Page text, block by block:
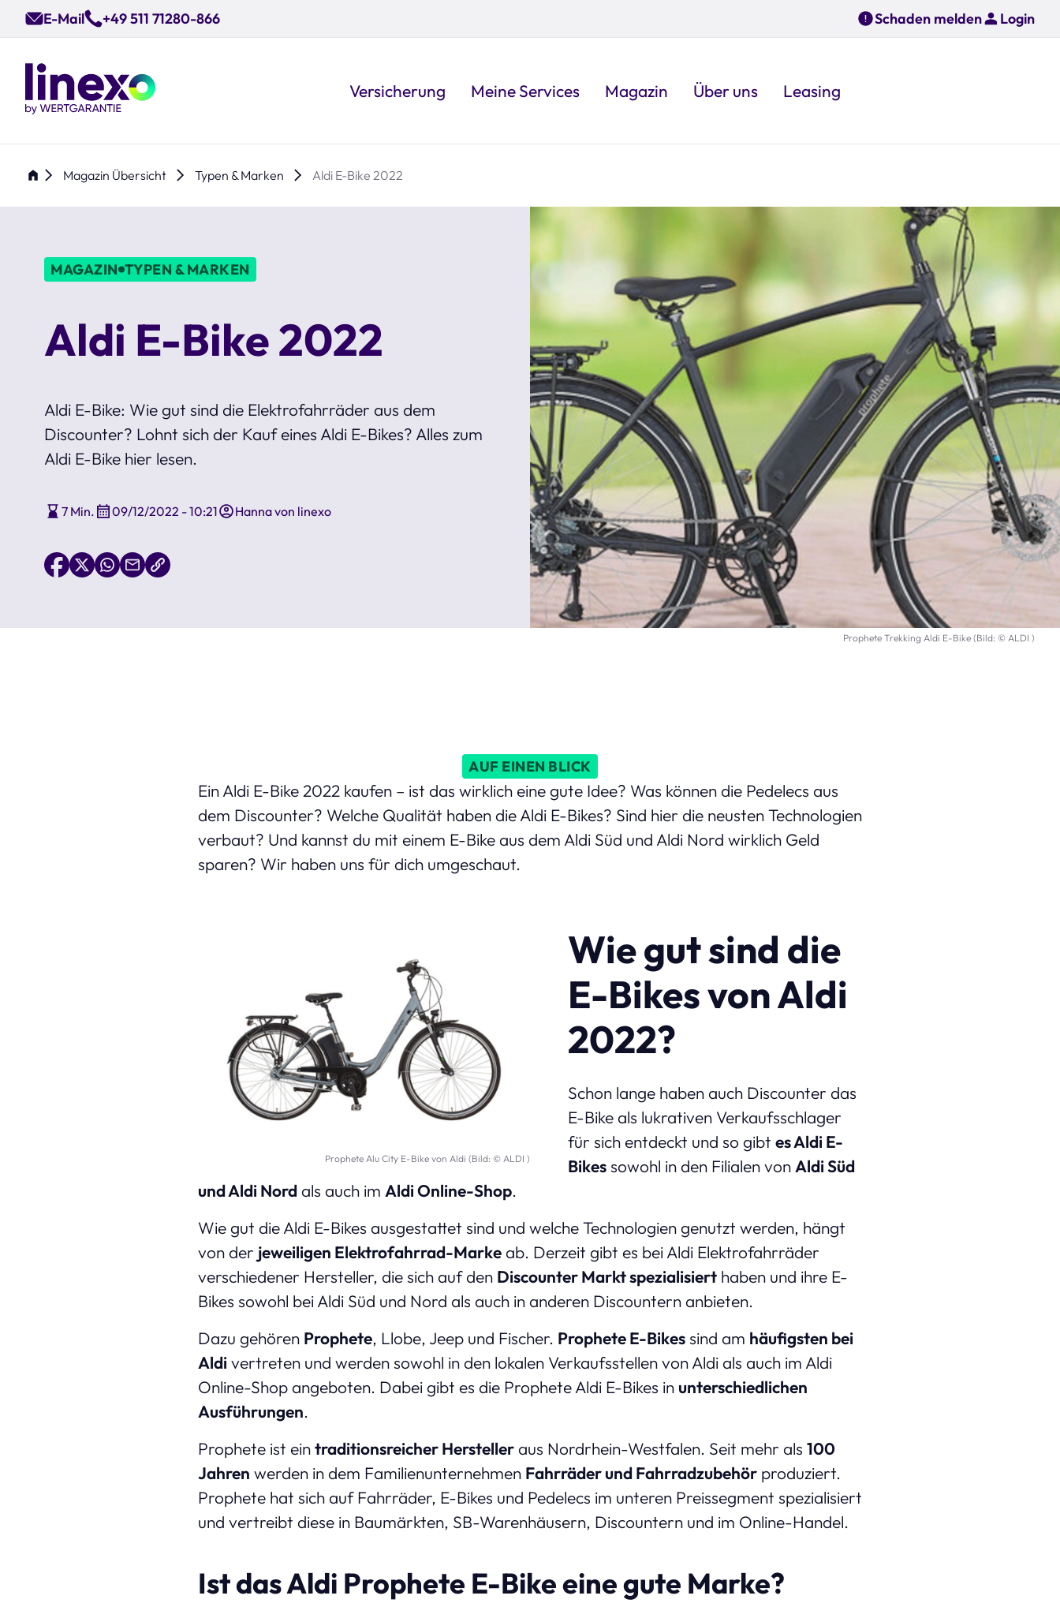
Skip
content
E-Mail +49 511 71280-866 Schaden melden Login
Versicherung Meine Services Magazin Über uns Leasing
Magazin Übersicht Typen & Marken Aldi E-Bike 2022
Prophete Trekking Aldi E-Bike (Bild: © ALDI )
MAGAZIN TYPEN & MARKEN
Aldi E-Bike 2022
Aldi E-Bike: Wie gut sind die Elektrofahrräder aus dem
Discounter? Lohnt sich der Kauf eines Aldi E-Bikes? Alles zum
Aldi E-Bike hier lesen.
7 Min. 09/12/2022 - 10:21 Hanna von linexo
AUF EINEN BLICK
Ein Aldi E-Bike 2022 kaufen – ist das wirklich eine gute Idee? Was können die Pedelecs aus
dem Discounter? Welche Qualität haben die Aldi E-Bikes? Sind hier die neusten Technologien
verbaut? Und kannst du mit einem E-Bike aus dem Aldi Süd und Aldi Nord wirklich Geld
sparen? Wir haben uns für dich umgeschaut.
Prophete Alu City E-Bike von Aldi (Bild: © ALDI )
Wie gut sind die
E-Bikes von Aldi
2022?
Schon lange haben auch Discounter das
E-Bike als lukrativen Verkaufsschlager
für sich entdeckt und so gibt es Aldi E-
Bikessowohl in den Filialen von Aldi Süd
und Aldi Nordals auch im Aldi Online-Shop.
Wie gut die Aldi E-Bikes ausgestattet sind und welche Technologien genutzt werden, hängt
von der jeweiligen Elektrofahrrad-Markeab. Derzeit gibt es bei Aldi Elektrofahrräder
verschiedener Hersteller, die sich auf den Discounter Markt spezialisierthaben und ihre E-
Bikes sowohl bei Aldi Süd und Nord als auch in anderen Discountern anbieten.
Dazu gehören Prophete, Llobe, Jeep und Fischer. Prophete E-Bikessind am häufigsten bei
Aldivertreten und werden sowohl in den lokalen Verkaufsstellen von Aldi als auch im Aldi
Online-Shop angeboten. Dabei gibt es die Prophete Aldi E-Bikes in unterschiedlichen
Ausführungen.
Prophete ist eintraditionsreicher Herstelleraus Nordrhein-Westfalen. Seit mehr als 100
Jahren werden in dem Familienunternehmen Fahrräder und Fahrradzubehörproduziert.
Prophete hat sich auf Fahrräder, E-Bikes und Pedelecs im unteren Preissegment spezialisiert
und vertreibt diese in Baumärkten, SB-Warenhäusern, Discountern und im Online-Handel.
Ist das Aldi Prophete E-Bike eine gute Marke?